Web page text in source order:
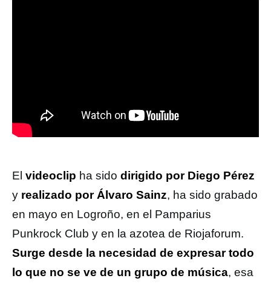
El videoclip ha sido dirigido por Diego Pérez
y realizado por Álvaro Sainz, ha sido grabado
en mayo en Logroño, en el Pamparius
Punkrock Club y en la azotea de Riojaforum.
Surge desde la necesidad de expresar todo
lo que no se ve de un grupo de música, esa